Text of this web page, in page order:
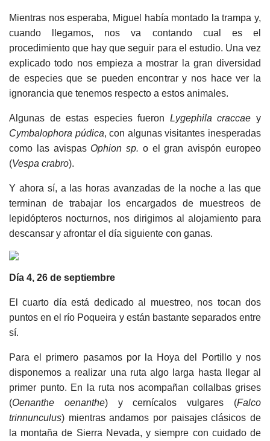
Mientras nos esperaba, Miguel había montado la trampa y,
cuando llegamos, nos va contando cual es el
procedimiento que hay que seguir para el estudio. Una vez
explicado todo nos empieza a mostrar la gran diversidad
de especies que se pueden encontrar y nos hace ver la
ignorancia que tenemos respecto a estos animales.
Algunas de estas especies fueron Lygephila craccae y
Cymbalophora púdica, con algunas visitantes inesperadas
como las avispas Ophion sp. o el gran avispón europeo
(Vespa crabro).
Y ahora sí, a las horas avanzadas de la noche a las que
terminan de trabajar los encargados de muestreos de
lepidópteros nocturnos, nos dirigimos al alojamiento para
descansar y afrontar el día siguiente con ganas.
Día 4, 26 de septiembre
El cuarto día está dedicado al muestreo, nos tocan dos
puntos en el río Poqueira y están bastante separados entre
sí.
Para el primero pasamos por la Hoya del Portillo y nos
disponemos a realizar una ruta algo larga hasta llegar al
primer punto. En la ruta nos acompañan collalbas grises
(Oenanthe oenanthe) y cernícalos vulgares (Falco
trinnunculus) mientras andamos por paisajes clásicos de
la montaña de Sierra Nevada, y siempre con cuidado de